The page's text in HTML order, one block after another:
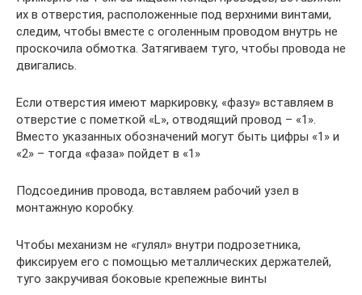
их в отверстия, расположенные под верхними винтами,
следим, чтобы вместе с оголенным проводом внутрь не
проскочила обмотка. Затягиваем туго, чтобы провода не
двигались.
Если отверстия имеют маркировку, «фазу» вставляем в
отверстие с пометкой «L», отводящий провод – «1».
Вместо указанных обозначений могут быть цифры «1» и
«2» – тогда «фаза» пойдет в «1»
Подсоединив провода, вставляем рабочий узел в
монтажную коробку.
Чтобы механизм не «гулял» внутри подрозетника,
фиксируем его с помощью металлических держателей,
туго закручивая боковые крепежные винты